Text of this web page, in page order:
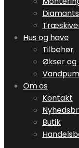
Hus og have
Tilbehør
Økser og
Om os
Kontakt
Butik